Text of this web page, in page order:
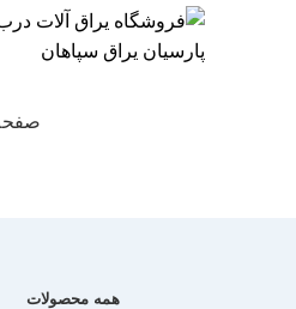
همه محصولات